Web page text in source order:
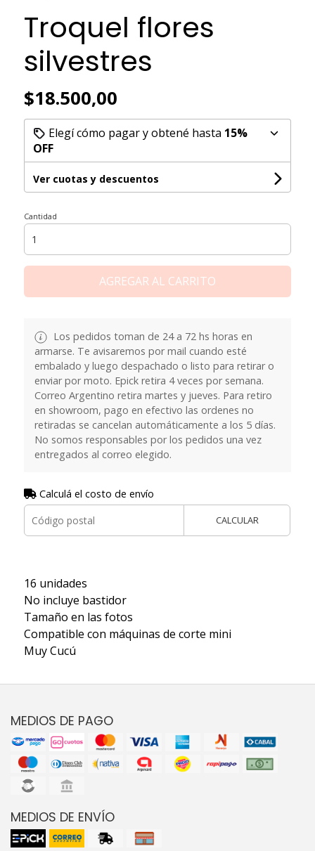
Troquel flores
silvestres
$18.500,00
Elegí cómo pagar y obtené hasta 15%
OFF
Ver cuotas y descuentos
Cantidad
AGREGAR AL CARRITO
Los pedidos toman de 24 a 72 hs horas en
armarse. Te avisaremos por mail cuando esté
embalado y luego despachado o listo para retirar o
enviar por moto. Epick retira 4 veces por semana.
Correo Argentino retira martes y jueves. Para retiro
en showroom, pago en efectivo las ordenes no
retiradas se cancelan automáticamente a los 5 días.
No somos responsables por los pedidos una vez
entregados al correo elegido.
Calculá el costo de envío
CALCULAR
16 unidades
No incluye bastidor
Tamaño en las fotos
Compatible con máquinas de corte mini
Muy Cucú
MEDIOS DE PAGO
MEDIOS DE ENVÍO